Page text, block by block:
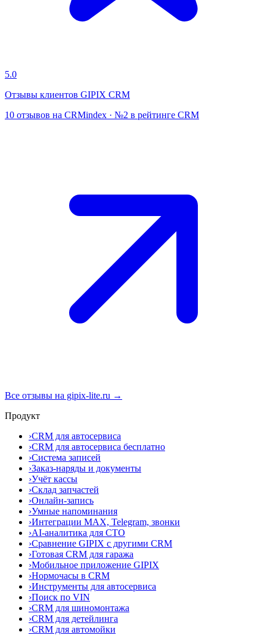
5.0
Отзывы клиентов GIPIX CRM
10 отзывов на CRMindex · №2 в рейтинге CRM
Все отзывы на gipix-lite.ru →
Продукт
›CRM для автосервиса
›CRM для автосервиса бесплатно
›Система записей
›Заказ-наряды и документы
›Учёт кассы
›Склад запчастей
›Онлайн-запись
›Умные напоминания
›Интеграции MAX, Telegram, звонки
›AI-аналитика для СТО
›Сравнение GIPIX с другими CRM
›Готовая CRM для гаража
›Мобильное приложение GIPIX
›Нормочасы в CRM
›Инструменты для автосервиса
›Поиск по VIN
›CRM для шиномонтажа
›CRM для детейлинга
›CRM для автомойки